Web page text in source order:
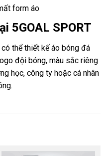
form áo
5GOAL SPORT
có thể thiết kế áo bóng đá
đội bóng, màu sắc riêng
học, công ty hoặc cá nhân